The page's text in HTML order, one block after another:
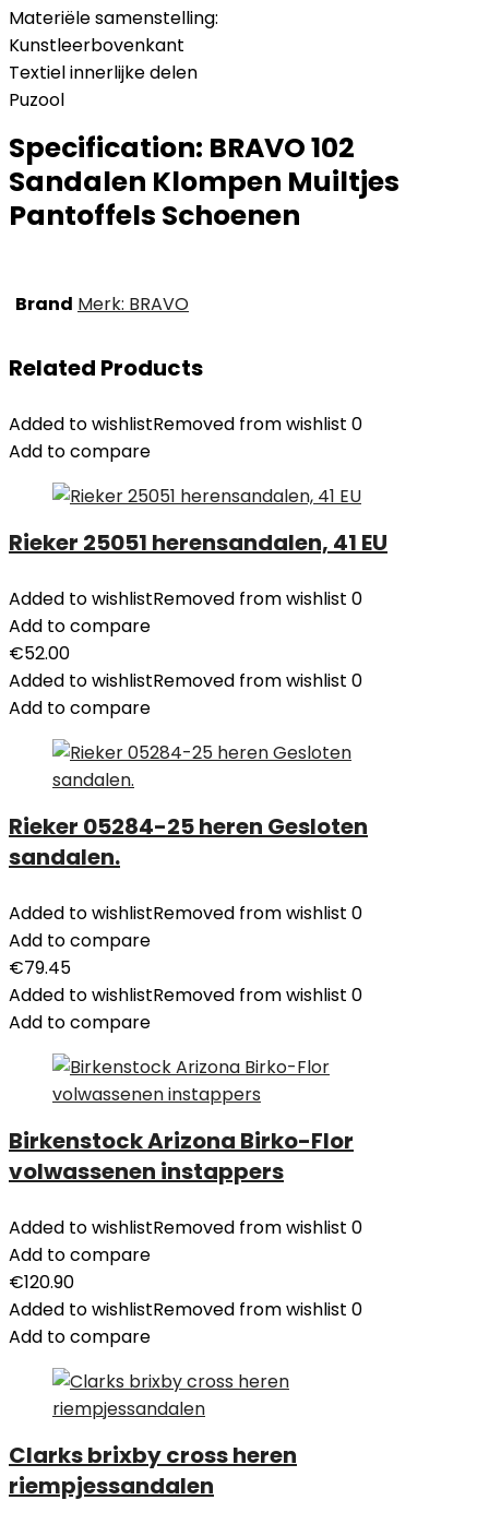
Materiële samenstelling:
Kunstleerbovenkant
Textiel innerlijke delen
Puzool
Specification: BRAVO 102
Sandalen Klompen Muiltjes
Pantoffels Schoenen
Brand Merk: BRAVO
Related Products
Added to wishlistRemoved from wishlist 0
Add to compare
Rieker 25051 herensandalen, 41 EU
Added to wishlistRemoved from wishlist 0
Add to compare
€52.00
Added to wishlistRemoved from wishlist 0
Add to compare
Rieker 05284-25 heren Gesloten
sandalen.
Added to wishlistRemoved from wishlist 0
Add to compare
€79.45
Added to wishlistRemoved from wishlist 0
Add to compare
Birkenstock Arizona Birko-Flor
volwassenen instappers
Added to wishlistRemoved from wishlist 0
Add to compare
€120.90
Added to wishlistRemoved from wishlist 0
Add to compare
Clarks brixby cross heren
riempjessandalen